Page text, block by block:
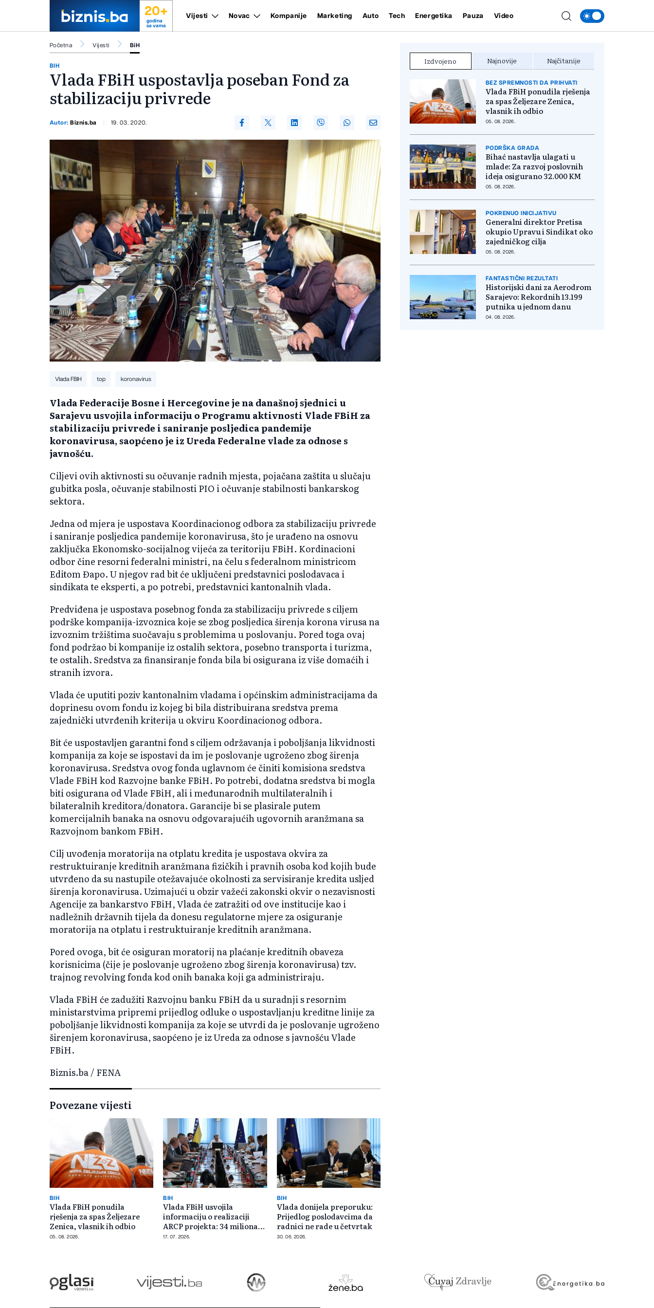
20+
godina
sa vama
Vijesti Novac Kompanije Marketing Auto Tech Energetika Pauza Video
Početna Vijesti BiH
BIH
Vlada FBiH uspostavlja poseban Fond za
stabilizaciju privrede
Autor:Biznis.ba 19. 03. 2020.
Vlada FBIH top koronavirus
Vlada Federacije Bosne i Hercegovine je na današnoj sjednici u
Sarajevu usvojila informaciju o Programu aktivnosti Vlade FBiH za
stabilizaciju privrede i saniranje posljedica pandemije
koronavirusa, saopćeno je iz Ureda Federalne vlade za odnose s
javnošću.
Ciljevi ovih aktivnosti su očuvanje radnih mjesta, pojačana zaštita u slučaju
gubitka posla, očuvanje stabilnosti PIO i očuvanje stabilnosti bankarskog
sektora.
Jedna od mjera je uspostava Koordinacionog odbora za stabilizaciju privrede
i saniranje posljedica pandemije koronavirusa, što je urađeno na osnovu
zaključka Ekonomsko-socijalnog vijeća za teritoriju FBiH. Kordinacioni
odbor čine resorni federalni ministri, na čelu s federalnom ministricom
Editom Đapo. U njegov rad bit će uključeni predstavnici poslodavaca i
sindikata te eksperti, a po potrebi, predstavnici kantonalnih vlada.
Predviđena je uspostava posebnog fonda za stabilizaciju privrede s ciljem
podrške kompanija-izvoznica koje se zbog posljedica širenja korona virusa na
izvoznim tržištima suočavaju s problemima u poslovanju. Pored toga ovaj
fond podržao bi kompanije iz ostalih sektora, posebno transporta i turizma,
te ostalih. Sredstva za finansiranje fonda bila bi osigurana iz više domaćih i
stranih izvora.
Vlada će uputiti poziv kantonalnim vladama i općinskim administracijama da
doprinesu ovom fondu iz kojeg bi bila distribuirana sredstva prema
zajednički utvrđenih kriterija u okviru Koordinacionog odbora.
Bit će uspostavljen garantni fond s ciljem održavanja i poboljšanja likvidnosti
kompanija za koje se ispostavi da im je poslovanje ugroženo zbog širenja
koronavirusa. Sredstva ovog fonda uglavnom će činiti komisiona sredstva
Vlade FBiH kod Razvojne banke FBiH. Po potrebi, dodatna sredstva bi mogla
biti osigurana od Vlade FBiH, ali i međunarodnih multilateralnih i
bilateralnih kreditora/donatora. Garancije bi se plasirale putem
komercijalnih banaka na osnovu odgovarajućih ugovornih aranžmana sa
Razvojnom bankom FBiH.
Cilj uvođenja moratorija na otplatu kredita je uspostava okvira za
restruktuiranje kreditnih aranžmana fizičkih i pravnih osoba kod kojih bude
utvrđeno da su nastupile otežavajuće okolnosti za servisiranje kredita usljed
širenja koronavirusa. Uzimajući u obzir važeći zakonski okvir o nezavisnosti
Agencije za bankarstvo FBiH, Vlada će zatražiti od ove institucije kao i
nadležnih državnih tijela da donesu regulatorne mjere za osiguranje
moratorija na otplatu i restruktuiranje kreditnih aranžmana.
Pored ovoga, bit će osiguran moratorij na plaćanje kreditnih obaveza
korisnicima (čije je poslovanje ugroženo zbog širenja koronavirusa) tzv.
trajnog revolving fonda kod onih banaka koji ga administriraju.
Vlada FBiH će zadužiti Razvojnu banku FBiH da u suradnji s resornim
ministarstvima pripremi prijedlog odluke o uspostavljanju kreditne linije za
poboljšanje likvidnosti kompanija za koje se utvrdi da je poslovanje ugroženo
širenjem koronavirusa, saopćeno je iz Ureda za odnose s javnošću Vlade
FBiH.
Biznis.ba / FENA
Povezane vijesti
BIH
Vlada FBiH ponudila
rješenja za spas Željezare
Zenica, vlasnik ih odbio
05. 08. 2026.
BIH
Vlada FBiH usvojila
informaciju o realizaciji
ARCP projekta: 34 miliona
KM za podršku
17. 07. 2026.
BIH
Vlada donijela preporuku:
Prijedlog poslodavcima da
radnici ne rade u četvrtak
30. 06. 2026.
Izdvojeno Najnovije Najčitanije
BEZ SPREMNOSTI DA PRIHVATI
Vlada FBiH ponudila rješenja
za spas Željezare Zenica,
vlasnik ih odbio
05. 08. 2026.
PODRŠKA GRADA
Bihać nastavlja ulagati u
mlade: Za razvoj poslovnih
ideja osigurano 32.000 KM
05. 08. 2026.
POKRENUO INICIJATIVU
Generalni direktor Pretisa
okupio Upravu i Sindikat oko
zajedničkog cilja
05. 08. 2026.
FANTASTIČNI REZULTATI
Historijski dani za Aerodrom
Sarajevo: Rekordnih 13.199
putnika u jednom danu
04. 08. 2026.